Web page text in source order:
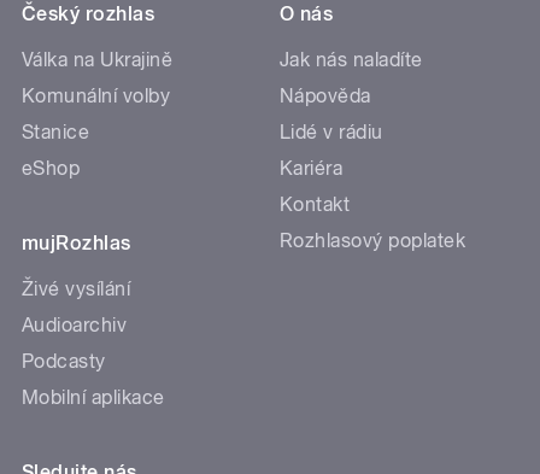
Český rozhlas
Válka na Ukrajině
Komunální volby
Stanice
eShop
mujRozhlas
Živé vysílání
Audioarchiv
Podcasty
Mobilní aplikace
O nás
Jak nás naladíte
Nápověda
Lidé v rádiu
Kariéra
Kontakt
Rozhlasový poplatek